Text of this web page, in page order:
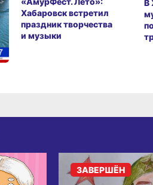
Хабаровск встретил
праздник творчества
и музыки
В
ЗАВЕРШЁН